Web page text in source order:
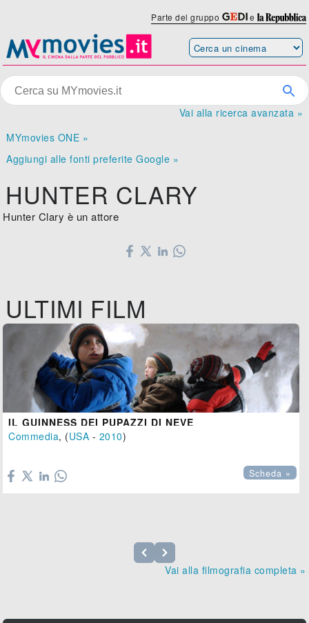
Parte del gruppo e
Vai alla ricerca avanzata »
MYmovies ONE »
Aggiungi alle fonti preferite Google »
HUNTER CLARY
Hunter Clary è un attore
ULTIMI FILM
IL GUINNESS DEI PUPAZZI DI NEVE
Commedia, (USA - 2010)
Scheda »
Vai alla filmografia completa »